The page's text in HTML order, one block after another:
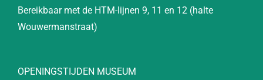
Bereikbaar met de HTM-lijnen 9, 11 en 12 (halte
Wouwermanstraat)
OPENINGSTIJDEN MUSEUM